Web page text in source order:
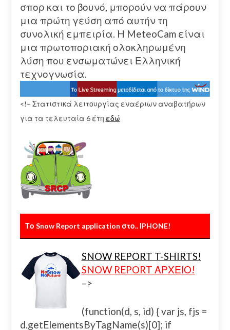
σπορ και το βουνό, μπορούν να πάρουν
μια πρώτη γεύση από αυτήν τη
συνολική εμπειρία. H MeteoCam είναι
μια πρωτοποριακή ολοκληρωμένη
λύση που ενσωματώνει Ελληνική
τεχνογνωσία.
<!– Στατιστικά λειτουργίας εναέριων αναβατήρων
για τα τελευταία 6 έτη εδώ
Το Snow Report application στο.. ΙPHONE!
SNOW REPORT T-SHIRTS!
SNOW REPORT ΑΡΧΕΙΟ!
–>
(function(d, s, id) { var js, fjs =
d.getElementsByTagName(s)[0]; if